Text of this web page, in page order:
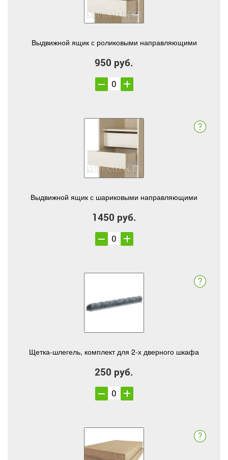
Выдвижной ящик с роликовыми направляющими
950 руб.
Выдвижной ящик с шариковыми направляющими
1450 руб.
Щетка-шлегель, комплект для 2-х дверного шкафа
250 руб.